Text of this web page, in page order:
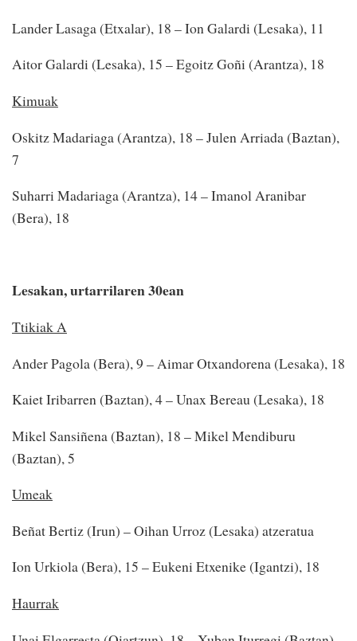
Lander Lasaga (Etxalar), 18 – Ion Galardi (Lesaka), 11
Aitor Galardi (Lesaka), 15 – Egoitz Goñi (Arantza), 18
Kimuak
Oskitz Madariaga (Arantza), 18 – Julen Arriada (Baztan),
7
Suharri Madariaga (Arantza), 14 – Imanol Aranibar
(Bera), 18
Lesakan, urtarrilaren 30ean
Ttikiak A
Ander Pagola (Bera), 9 – Aimar Otxandorena (Lesaka), 18
Kaiet Iribarren (Baztan), 4 – Unax Bereau (Lesaka), 18
Mikel Sansiñena (Baztan), 18 – Mikel Mendiburu
(Baztan), 5
Umeak
Beñat Bertiz (Irun) – Oihan Urroz (Lesaka) atzeratua
Ion Urkiola (Bera), 15 – Eukeni Etxenike (Igantzi), 18
Haurrak